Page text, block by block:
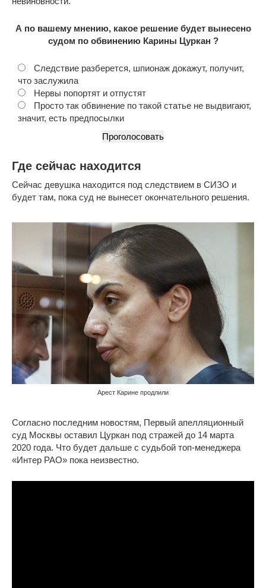
А по вашему мнению, какое решение будет вынесено
судом по обвинению Карины Цуркан ?
Следствие разберется, шпионаж докажут, получит,
что заслужила
Нервы попортят и отпустят
Просто так обвинение по такой статье не выдвигают,
значит, есть предпосылки
Где сейчас находится
Сейчас девушка находится под следствием в СИЗО и
будет там, пока суд не вынесет окончательного решения.
Арест Карине продлили
Согласно последним новостям, Первый апелляционный
суд Москвы оставил Цуркан под стражей до 14 марта
2020 года. Что будет дальше с судьбой топ-менеджера
«Интер РАО» пока неизвестно.